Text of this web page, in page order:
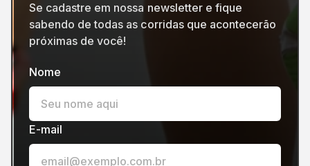
Se cadastre em nossa newsletter e fique
sabendo de todas as corridas que acontecerão
próximas de você!
Nome
E-mail